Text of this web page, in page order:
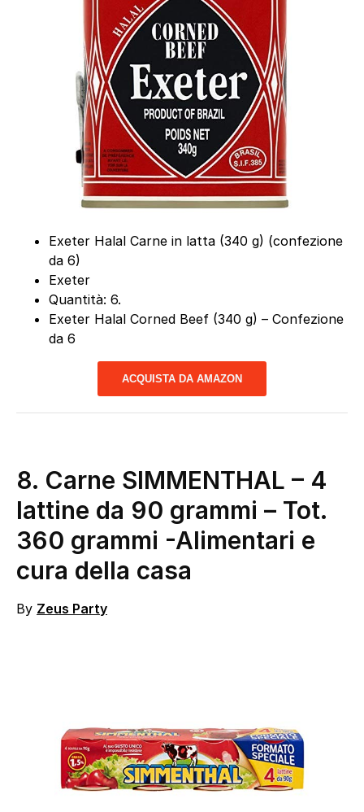
Exeter Halal Carne in latta (340 g) (confezione
da 6)
Exeter
Quantità: 6.
Exeter Halal Corned Beef (340 g) – Confezione
da 6
ACQUISTA DA AMAZON
8. Carne SIMMENTHAL – 4
lattine da 90 grammi – Tot.
360 grammi -Alimentari e
cura della casa
By Zeus Party